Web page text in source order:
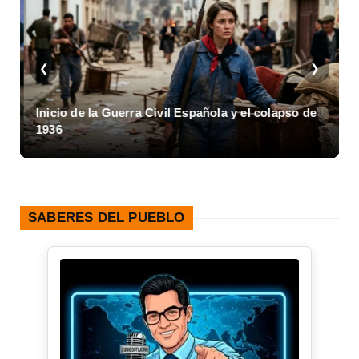
❮
Inicio de la Guerra Civil Española y el colapso de
1936
❯
SABERES DEL PUEBLO